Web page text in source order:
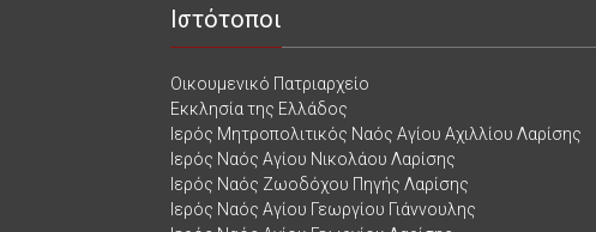
Ιστότοποι
Οικουμενικό Πατριαρχείο
Εκκλησία της Ελλάδος
Ιερός Μητροπολιτικός Ναός Αγίου Αχιλλίου Λαρίσης
Ιερός Ναός Αγίου Νικολάου Λαρίσης
Ιερός Ναός Ζωοδόχου Πηγής Λαρίσης
Ιερός Ναός Αγίου Γεωργίου Γιάννουλης